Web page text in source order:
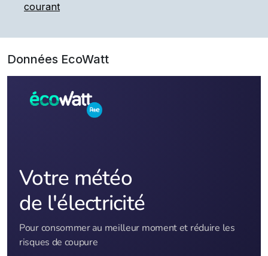
courant
Données EcoWatt